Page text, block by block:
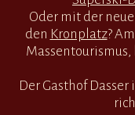
Oder mit der
den Kronplatz?
Der Gasthof